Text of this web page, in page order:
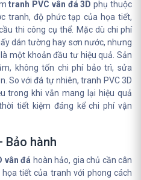
tranh PVC vân đá 3D phụ thuộc
tranh, độ phức tạp của họa tiết,
thi công cụ thể. Mặc dù chi phí
dán tường hay sơn nước, nhưng
một khoản đầu tư hiệu quả. Sản
không tốn chi phí bảo trì, sửa
So với đá tự nhiên, tranh PVC 3D
trong khi vẫn mang lại hiệu quả
tiết kiệm đáng kể chi phí vận
Bảo hành
vân đá hoàn hảo, gia chủ cần cân
tiết của tranh với phong cách